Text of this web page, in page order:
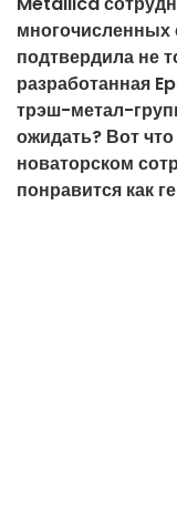
многочисленных
подтвердила не
разработанная
трэш-метал-
ожидать? Вот
новаторском
понравится как